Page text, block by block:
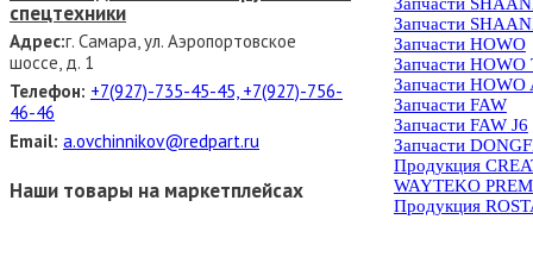
спецтехники
Адрес:г. Самара, ул. Аэропортовское
шоссе, д. 1
Телефон: +7(927)-735-45-45, +7(927)-756-
46-46
Email: a.ovchinnikov@redpart.ru
Наши товары на маркетплейсах
Запчасти
Запчасти
Запчасти HOWO
Запчасти HOWO
Запчасти HOWO
Запчасти FAW
Запчасти FAW J6
Запчасти
Продукция
WAYTEKO
Продукция